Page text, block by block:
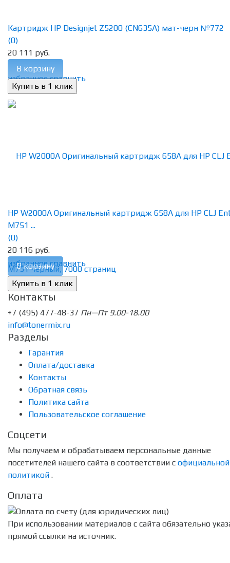
избранное сравнить
Картридж HP Designjet Z5200 (CN635A) мат-черн №772
(0)
20 111 руб.
В корзину
избранное сравнить
HP W2000A Оригинальный картридж 658A для HP CLJ
M751 ...
(0)
20 116 руб.
В корзину
Контакты
+7 (495) 477-48-37 Пн—Пт 9.00-18.00
info@tonermix.ru
Разделы
Гарантия
Оплата/доставка
Контакты
Обратная связь
Политика сайта
Пользовательское соглашение
Соцсети
Мы получаем и обрабатываем персональные данные
посетителей нашего сайта в соответствии с официальной
политикой .
Оплата
При использовании материалов с сайта обязательно
прямой ссылки на источник.